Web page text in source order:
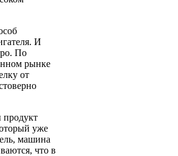
И
По
рынке
от
продукт
уже
машина
что в